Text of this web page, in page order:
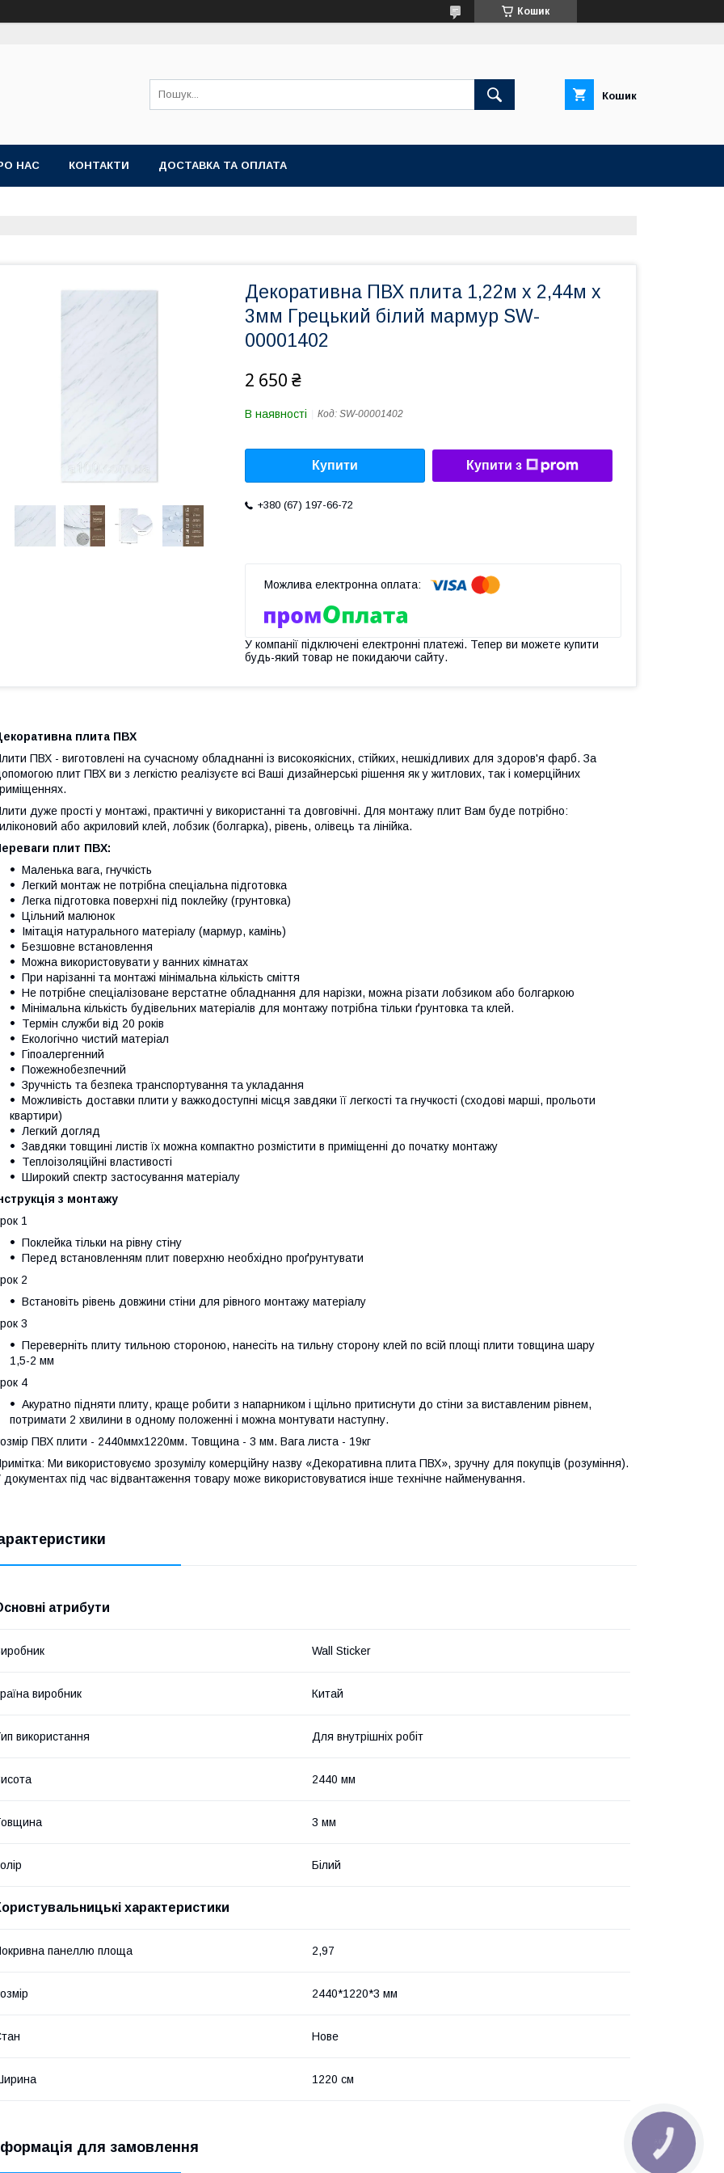
Кошик
Кошик
НАС КОНТАКТИ ДОСТАВКА ТА ОПЛАТА
Декоративна ПВХ плита 1,22м х 2,44м х
3мм Грецький білий мармур SW-
00001402
2 650 ₴
В наявності Код: SW-00001402
Купити Купити з
+380 (67) 197-66-72
У компанії підключені електронні платежі. Тепер ви можете купити
будь-який товар не покидаючи сайту.
плита ПВХ
ПВХ - виготовлені на сучасному обладнанні із високоякісних, стійких, нешкідливих для здоров'я фарб. За
плит ПВХ ви з легкістю реалізуєте всі Ваші дизайнерські рішення як у житлових, так і комерційних
дуже прості у монтажі, практичні у використанні та довговічні. Для монтажу плит Вам буде потрібно:
або акриловий клей, лобзик (болгарка), рівень, олівець та лінійка.
плит ПВХ:
Маленька вага, гнучкість
Легкий монтаж не потрібна спеціальна підготовка
Легка підготовка поверхні під поклейку (грунтовка)
Цільний малюнок
Імітація натурального матеріалу (мармур, камінь)
Безшовне встановлення
Можна використовувати у ванних кімнатах
При нарізанні та монтажі мінімальна кількість сміття
Не потрібне спеціалізоване верстатне обладнання для нарізки, можна різати лобзиком або болгаркою
Мінімальна кількість будівельних матеріалів для монтажу потрібна тільки ґрунтовка та клей.
Термін служби від 20 років
Екологічно чистий матеріал
Гіпоалергенний
Пожежнобезпечний
Зручність та безпека транспортування та укладання
Можливість доставки плити у важкодоступні місця завдяки її легкості та гнучкості (сходові марші, прольоти
квартири)
Легкий догляд
Завдяки товщині листів їх можна компактно розмістити в приміщенні до початку монтажу
Теплоізоляційні властивості
Широкий спектр застосування матеріалу
з монтажу
1
Поклейка тільки на рівну стіну
Перед встановленням плит поверхню необхідно проґрунтувати
2
Встановіть рівень довжини стіни для рівного монтажу матеріалу
3
Переверніть плиту тильною стороною, нанесіть на тильну сторону клей по всій площі плити товщина шару
1,5-2 мм
4
Акуратно підняти плиту, краще робити з напарником і щільно притиснути до стіни за виставленим рівнем,
потримати 2 хвилини в одному положенні і можна монтувати наступну.
ПВХ плити - 2440ммх1220мм. Товщина - 3 мм. Вага листа - 19кг
Ми використовуємо зрозумілу комерційну назву «Декоративна плита ПВХ», зручну для покупців (розуміння).
документах під час відвантаження товару може використовуватися інше технічне найменування.
атрибути
Wall Sticker
виробник Китай
використання Для внутрішніх робіт
2440 мм
3 мм
Білий
характеристики
панеллю площа 2,97
2440*1220*3 мм
Нове
1220 см
для замовлення